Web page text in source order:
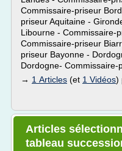
Commissaire-priseur
priseur Aquitaine -
Libourne - Commissaire-
Commissaire-priseur
priseur Bayonne -
Dordogne- Commissaire-
→ 1 Articles (et 1 Vidéos)
Articles
tableau